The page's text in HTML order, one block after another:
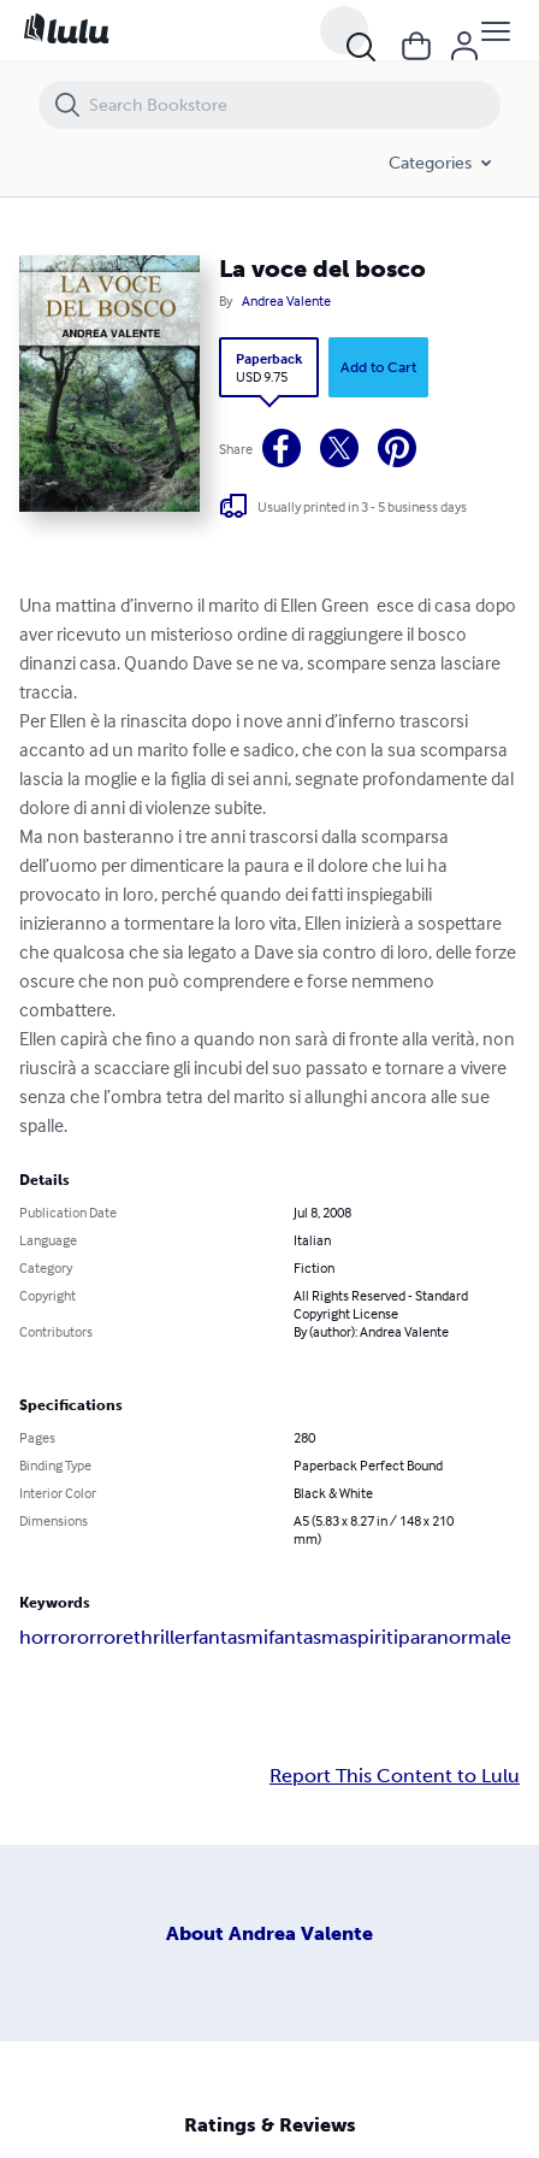
Categories
La voce del bosco
By Andrea Valente
Paperback
USD 9.75
Add to Cart
Share
Usually printed in 3 - 5 business days
Una mattina d’inverno il marito di Ellen Green  esce di casa dopo
aver ricevuto un misterioso ordine di raggiungere il bosco
dinanzi casa. Quando Dave se ne va, scompare senza lasciare
traccia.
Per Ellen è la rinascita dopo i nove anni d’inferno trascorsi
accanto ad un marito folle e sadico, che con la sua scomparsa
lascia la moglie e la figlia di sei anni, segnate profondamente dal
dolore di anni di violenze subite.
Ma non basteranno i tre anni trascorsi dalla scomparsa
dell’uomo per dimenticare la paura e il dolore che lui ha
provocato in loro, perché quando dei fatti inspiegabili
inizieranno a tormentare la loro vita, Ellen inizierà a sospettare
che qualcosa che sia legato a Dave sia contro di loro, delle forze
oscure che non può comprendere e forse nemmeno
combattere.
Ellen capirà che fino a quando non sarà di fronte alla verità, non
riuscirà a scacciare gli incubi del suo passato e tornare a vivere
senza che l’ombra tetra del marito si allunghi ancora alle sue
spalle.
Details
Publication Date
Jul 8, 2008
Language
Italian
Category
Fiction
Copyright
All Rights Reserved - Standard
Copyright License
Contributors
By (author): Andrea Valente
Specifications
Pages
280
Binding Type
Paperback Perfect Bound
Interior Color
Black & White
Dimensions
A5 (5.83 x 8.27 in / 148 x 210
mm)
Keywords
horrororrorethrillerfantasmifantasmaspiritiparanormale
Report This Content to Lulu
About Andrea Valente
Ratings & Reviews
La voce del bosco